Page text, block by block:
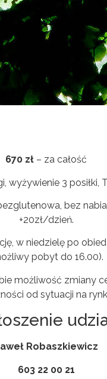
670 zł – za całość
wyżywienie 3 posiłki,
bez
+20zł/dzień.
w niedzielę po
pobyt do 16.00).
możliwość zmiany
od sytuacji na
Robaszkiewicz
603 22 00 21